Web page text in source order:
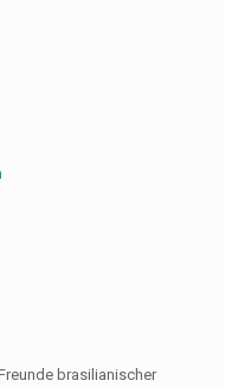
brasilianischer